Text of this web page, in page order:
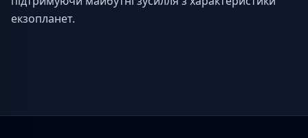
екзопланет.